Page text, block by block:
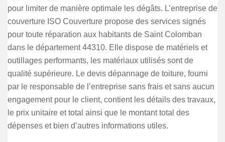
pour limiter de manière optimale les dégâts. L’entreprise de
couverture ISO Couverture propose des services signés
pour toute réparation aux habitants de Saint Colomban
dans le département 44310. Elle dispose de matériels et
outillages performants, les matériaux utilisés sont de
qualité supérieure. Le devis dépannage de toiture, fourni
par le responsable de l’entreprise sans frais et sans aucun
engagement pour le client, contient les détails des travaux,
le prix unitaire et total ainsi que le montant total des
dépenses et bien d’autres informations utiles.